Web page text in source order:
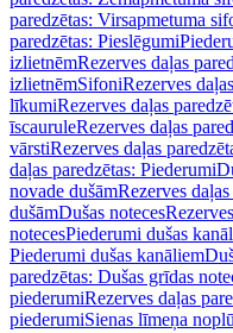
paredzētas: Virsapmetuma
paredzētas: Pieslēgumi
izlietnēmRezerves daļas
izlietnēmSifoniRezerves
līkumiRezerves daļas
īscauruleRezerves daļas
vārstiRezerves daļas
daļas paredzētas: Piederumi
novade dušāmRezerves
dušāmDušas noteces
notecesPiederumi dušas
Piederumi dušas kanāliem
paredzētas: Dušas grīdas
piederumiRezerves daļas
piederumiSienas līmeņa